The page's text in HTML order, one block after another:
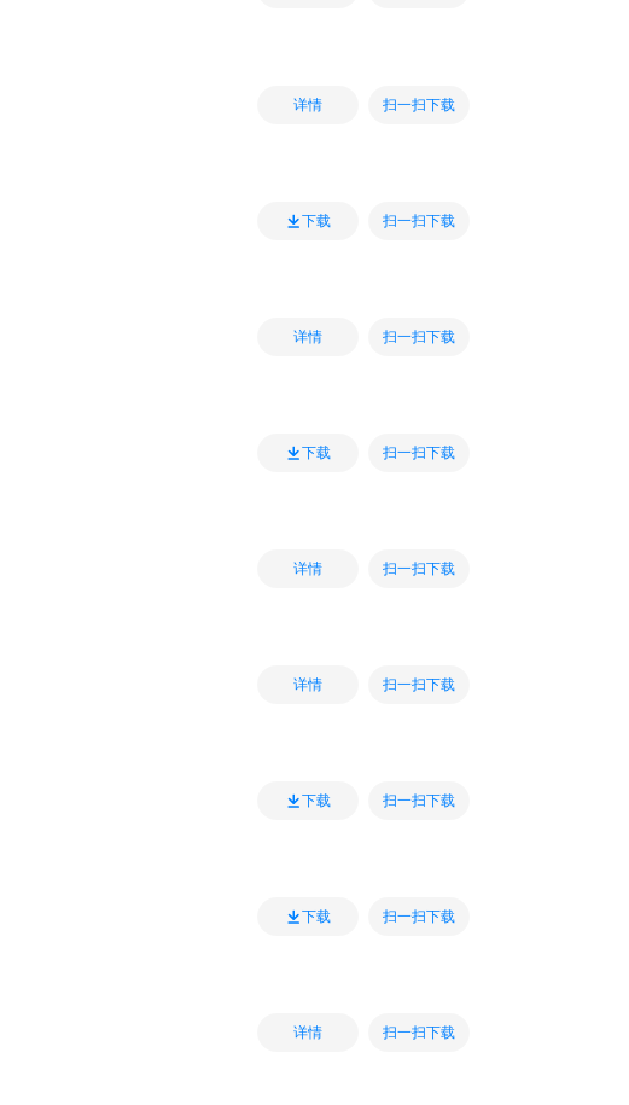
详情 扫一扫下载
下载 扫一扫下载
详情 扫一扫下载
下载 扫一扫下载
详情 扫一扫下载
详情 扫一扫下载
下载 扫一扫下载
下载 扫一扫下载
详情 扫一扫下载